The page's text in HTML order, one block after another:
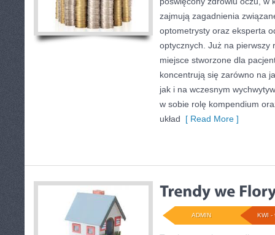
zajmują zagadnienia
optometrysty oraz eksperta
optycznych. Już na pierwszy
miejsce stworzone dla
koncentrują się zarówno na
jak i na wczesnym
w sobie rolę kompendium
układ [ Read More ]
KWI -
ADMIN